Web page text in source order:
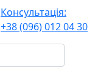
Консультація:
+38 (096) 012 04 30